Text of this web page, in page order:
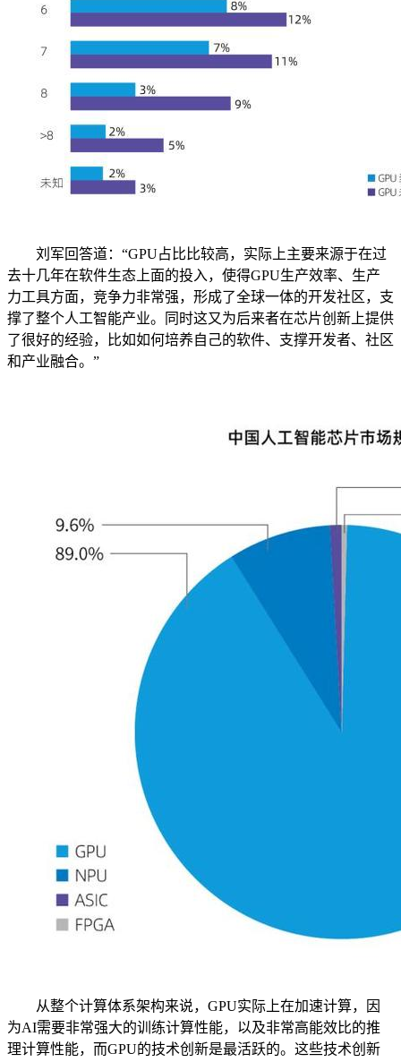
刘军回答道：“GPU占比比较高，实际上主要来源于在过
去十几年在软件生态上面的投入，使得GPU生产效率、生产
力工具方面，竞争力非常强，形成了全球一体的开发社区，支
撑了整个人工智能产业。同时这又为后来者在芯片创新上提供
了很好的经验，比如如何培养自己的软件、支撑开发者、社区
和产业融合。”
从整个计算体系架构来说，GPU实际上在加速计算，因
为AI需要非常强大的训练计算性能，以及非常高能效比的推
理计算性能，而GPU的技术创新是最活跃的。这些技术创新